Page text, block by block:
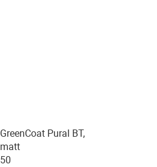
GreenCoat Pural BT,
matt
50